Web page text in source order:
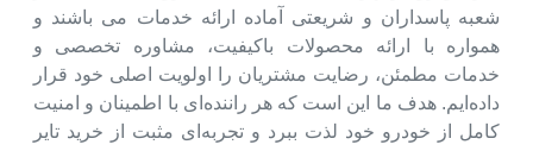
شعبه پاسداران و شریعتی آماده ارائه خدمات می باشند و
همواره با ارائه محصولات باکیفیت، مشاوره تخصصی و
خدمات مطمئن، رضایت مشتریان را اولویت اصلی خود قرار
داده‌ایم. هدف ما این است که هر راننده‌ای با اطمینان و امنیت
کامل از خودرو خود لذت ببرد و تجربه‌ای مثبت از خرید تایر